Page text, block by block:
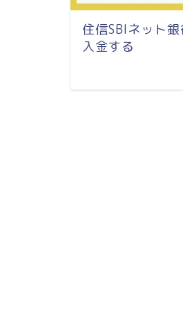
住信SBIネット
入金する